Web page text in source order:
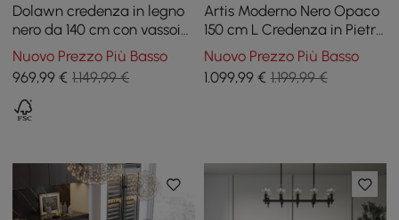
Dolawn credenza in legno
nero da 140 cm con vassoio
e portabottiglie
Nuovo Prezzo Più Basso
969,99 € 1.149,99 €
Artis Moderno Nero Opaco
150 cm L Credenza in Pietra
Sinterizzata 3 Cassetti
Tavolo Buffet da Cucina
Nuovo Prezzo Più Basso
1.099,99€ 1.199,99 €